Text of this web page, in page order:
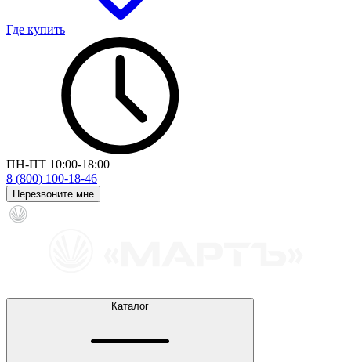
Где купить
ПН-ПТ 10:00-18:00
8 (800) 100-18-46
Перезвоните мне
Каталог